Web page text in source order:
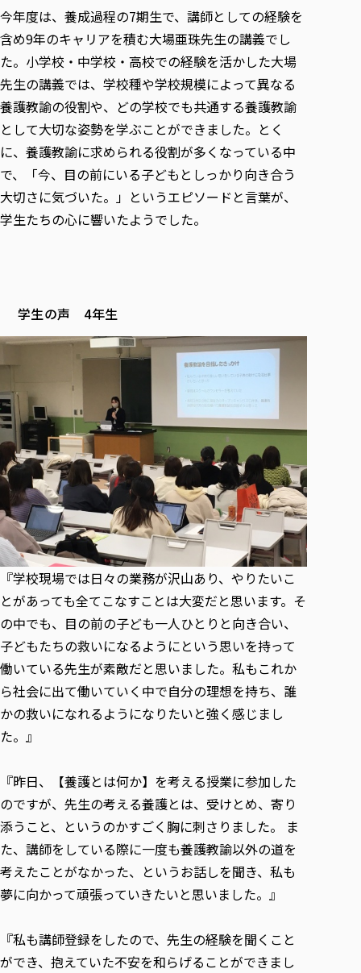
禅のこころ
学費（学部学科）
授業料減免・奨学金等
宿舎の紹介
学生生活サポート
学生自主活動支援
社会人学生の育児支援（一時預かり）
学生総合補償制度
スポーツ傷害保険
今年度は、養成過程の7期生で、講師としての経験を
含め9年のキャリアを積む大場亜珠先生の講義でし
た。小学校・中学校・高校での経験を活かした大場
先生の講義では、学校種や学校規模によって異なる
養護教諭の役割や、どの学校でも共通する養護教諭
として大切な姿勢を学ぶことができました。とく
に、養護教諭に求められる役割が多くなっている中
で、「今、目の前にいる子どもとしっかり向き合う
大切さに気づいた。」というエピソードと言葉が、
学生たちの心に響いたようでした。
学生の声 4年生
『学校現場では日々の業務が沢山あり、やりたいこ
とがあっても全てこなすことは大変だと思います。そ
の中でも、目の前の子ども一人ひとりと向き合い、
子どもたちの救いになるようにという思いを持って
働いている先生が素敵だと思いました。私もこれか
ら社会に出て働いていく中で自分の理想を持ち、誰
かの救いになれるようになりたいと強く感じまし
た。』
『昨日、【養護とは何か】を考える授業に参加した
のですが、先生の考える養護とは、受けとめ、寄り
添うこと、というのかすごく胸に刺さりました。 ま
た、講師をしている際に一度も養護教諭以外の道を
考えたことがなかった、というお話しを聞き、私も
夢に向かって頑張っていきたいと思いました。』
『私も講師登録をしたので、先生の経験を聞くこと
ができ、抱えていた不安を和らげることができまし